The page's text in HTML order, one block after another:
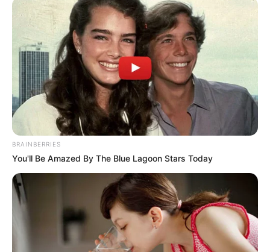
Natalia Garibotto
BRAINBERRIES
You'll Be Amazed By The Blue Lagoon Stars Today